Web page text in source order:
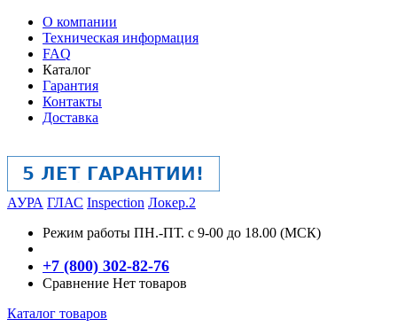
О компании
Техническая информация
FAQ
Каталог
Гарантия
Контакты
Доставка
АУРА ГЛАС Inspection Локер.2
Режим работы ПН.-ПТ. с 9-00 до 18.00 (МСК)
+7 (800) 302-82-76
Сравнение Нет товаров
Каталог товаров